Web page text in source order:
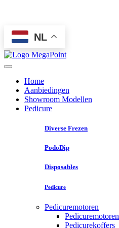
NL
Home
Aanbiedingen
Showroom Modellen
Pedicure
Diverse Frezen
PodoDip
Disposables
Pedicure
Pedicuremotoren
Pedicuremotoren
Pedicurekoffers